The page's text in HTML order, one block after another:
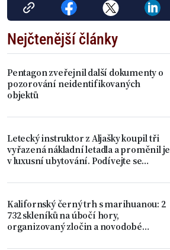
Nejčtenější články
Pentagon zveřejnil další dokumenty o
pozorování neidentifikovaných
objektů
Letecký instruktor z Aljašky koupil tři
vyřazená nákladní letadla a proměnil je
v luxusní ubytování. Podívejte se
Kalifornský černý trh s marihuanou: 2
732 skleníků na úbočí hory,
organizovaný zločin a novodobé